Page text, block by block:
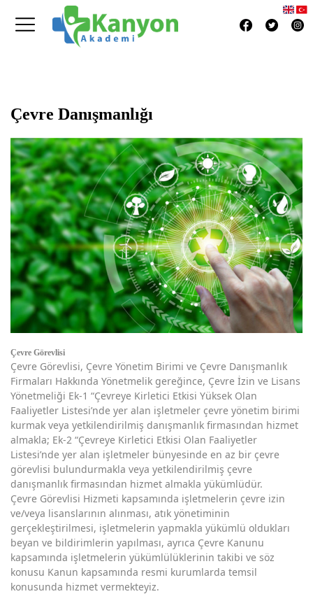
Çevre Danışmanlığı
Çevre Görevlisi
Çevre Görevlisi, Çevre Yönetim Birimi ve Çevre Danışmanlık
Firmaları Hakkında Yönetmelik gereğince, Çevre İzin ve Lisans
Yönetmeliği Ek-1 “Çevreye Kirletici Etkisi Yüksek Olan
Faaliyetler Listesi’nde yer alan işletmeler çevre yönetim birimi
kurmak veya yetkilendirilmiş danışmanlık firmasından hizmet
almakla; Ek-2 “Çevreye Kirletici Etkisi Olan Faaliyetler
Listesi’nde yer alan işletmeler bünyesinde en az bir çevre
görevlisi bulundurmakla veya yetkilendirilmiş çevre
danışmanlık firmasından hizmet almakla yükümlüdür.
Çevre Görevlisi Hizmeti kapsamında işletmelerin çevre izin
ve/veya lisanslarının alınması, atık yönetiminin
gerçekleştirilmesi, işletmelerin yapmakla yükümlü oldukları
beyan ve bildirimlerin yapılması, ayrıca Çevre Kanunu
kapsamında işletmelerin yükümlülüklerinin takibi ve söz
konusu Kanun kapsamında resmi kurumlarda temsil
konusunda hizmet vermekteyiz.